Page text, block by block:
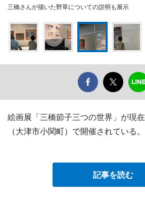
三橋さんが描いた野草についての説明も展示
絵画展「三橋節子三つの世界」が現
（大津市小関町）で開催されている。
記事を読む